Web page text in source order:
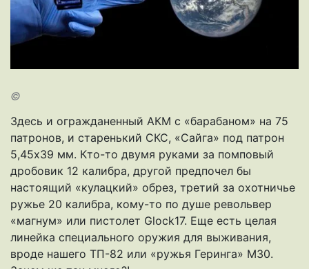
©
Здесь и огражданенный АКМ с «барабаном» на 75
патронов, и старенький СКС, «Сайга» под патрон
5,45х39 мм. Кто-то двумя руками за помповый
дробовик 12 калибра, другой предпочел бы
настоящий «кулацкий» обрез, третий за охотничье
ружье 20 калибра, кому-то по душе револьвер
«магнум» или пистолет Glock17. Еще есть целая
линейка специального оружия для выживания,
вроде нашего ТП-82 или «ружья Геринга» М30.